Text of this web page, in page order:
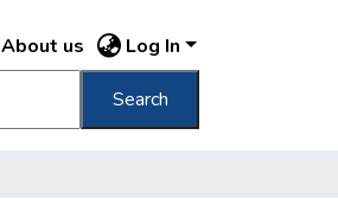
About us Log In
Search